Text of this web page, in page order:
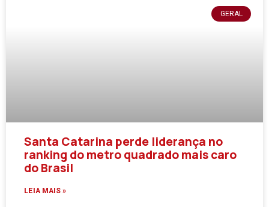
GERAL
Santa Catarina perde liderança no
ranking do metro quadrado mais caro
do Brasil
LEIA MAIS »